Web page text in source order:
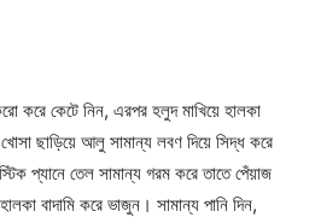
করে কেটে নিন, এরপর হলুদ মাখিয়ে হালকা
ছাড়িয়ে আলু সামান্য লবণ দিয়ে সিদ্ধ করে
প্যানে তেল সামান্য গরম করে তাতে পেঁয়াজ
বাদামি করে ভাজুন। সামান্য পানি দিন,